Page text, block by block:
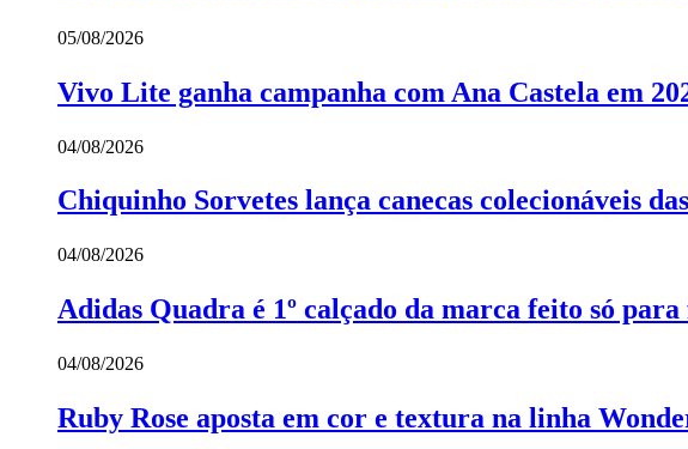
05/08/2026
Vivo Lite ganha campanha com Ana Castela em
04/08/2026
Chiquinho Sorvetes lança canecas colecionáveis
04/08/2026
Adidas Quadra é 1º calçado da marca feito só
04/08/2026
Ruby Rose aposta em cor e textura na linha